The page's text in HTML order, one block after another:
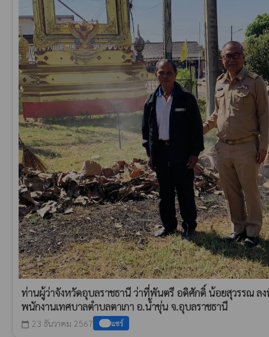
ท่านผู้ว่าจังหวัดอุบลราชธานี ว่าที่พันตรี อดิศักดิ์ น้อยสุวรรณ ลง
พนักงานเทศบาลตำบลตาเกา อ.น้ำขุ่น จ.อุบลราชธานี
calendar_today 23 ธันวาคม 2567 แชร์